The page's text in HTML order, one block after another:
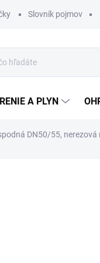
Slovník pojmov
A PLYN
DN50/55,